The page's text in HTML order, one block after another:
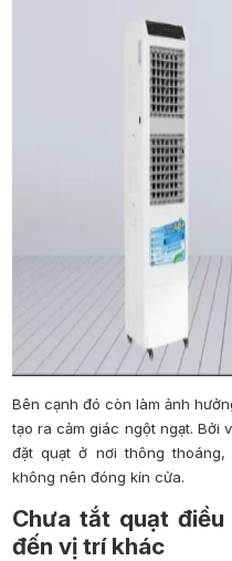
Bên cạnh đó còn làm ảnh
tạo ra cảm giác ngột ngạt. Bởi
đặt quạt ở nơi thông
không nên đóng kín cửa.
Chưa tắt quạt
đến vị trí khác